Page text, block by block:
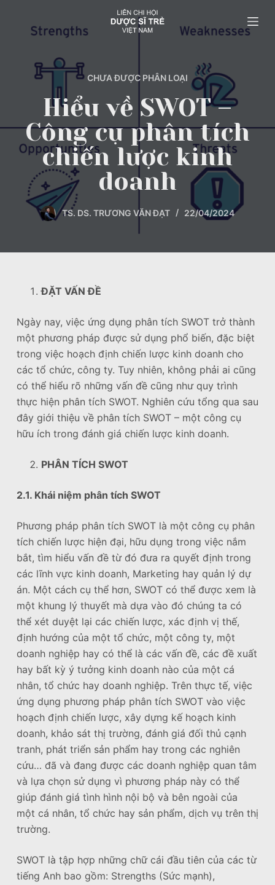
ế
i
g
CHƯA ĐƯỢC PHÂN LOẠI
Hiểu về SWOT –
Công cụ phân tích
chiến lược kinh
doanh
TS. DS. TRƯƠNG VĂN ĐẠT 22/04/2024
ĐẶT VẤN ĐỀ
Ngày nay, việc ứng dụng phân tích SWOT trở thành
một phương pháp được sử dụng phổ biến, đặc biệt
trong việc hoạch định chiến lược kinh doanh cho
các tổ chức, công ty. Tuy nhiên, không phải ai cũng
có thể hiểu rõ những vấn đề cũng như quy trình
thực hiện phân tích SWOT. Nghiên cứu tổng qua sau
đây giới thiệu về phân tích SWOT – một công cụ
hữu ích trong đánh giá chiến lược kinh doanh.
PHÂN TÍCH SWOT
2.1. Khái niệm phân tích SWOT
Phương pháp phân tích SWOT là một công cụ phân
tích chiến lược hiện đại, hữu dụng trong việc nắm
bắt, tìm hiểu vấn đề từ đó đưa ra quyết định trong
các lĩnh vực kinh doanh, Marketing hay quản lý dự
án. Một cách cụ thể hơn, SWOT có thể được xem là
một khung lý thuyết mà dựa vào đó chúng ta có
thể xét duyệt lại các chiến lược, xác định vị thế,
định hướng của một tổ chức, một công ty, một
doanh nghiệp hay có thể là các vấn đề, các đề xuất
hay bất kỳ ý tưởng kinh doanh nào của một cá
nhân, tổ chức hay doanh nghiệp. Trên thực tế, việc
ứng dụng phương pháp phân tích SWOT vào việc
hoạch định chiến lược, xây dựng kế hoạch kinh
doanh, khảo sát thị trường, đánh giá đối thủ cạnh
tranh, phát triển sản phẩm hay trong các nghiên
cứu… đã và đang được các doanh nghiệp quan tâm
và lựa chọn sử dụng vì phương pháp này có thể
giúp đánh giá tình hình nội bộ và bên ngoài của
một cá nhân, tổ chức hay sản phẩm, dịch vụ trên thị
trường.
SWOT là tập hợp những chữ cái đầu tiên của các từ
tiếng Anh bao gồm: Strengths (Sức mạnh),